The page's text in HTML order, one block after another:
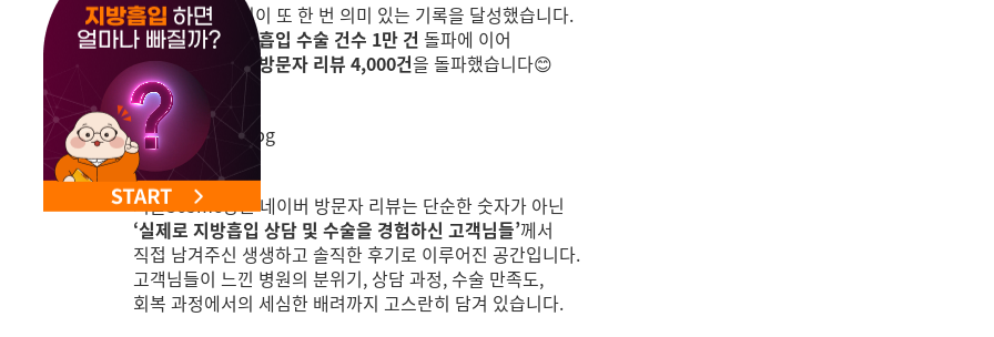
서울365mc병원이 또 한 번 의미 있는 기록을 달성했습니다.
각 원장님별
지방흡입 수술 건수 1만 건 돌파에 이어
이번에는
네이버 방문자 리뷰 4,000건을 돌파했습니다😊
서울365mc병원 네이버 방문자 리뷰는 단순한 숫자가 아닌
‘실제로 지방흡입 상담 및 수술을 경험하신 고객님들’께서
직접 남겨주신 생생하고 솔직한 후기로 이루어진 공간입니다.
고객님들이 느낀 병원의 분위기, 상담 과정, 수술 만족도,
회복 과정에서의 세심한 배려까지 고스란히 담겨 있습니다.